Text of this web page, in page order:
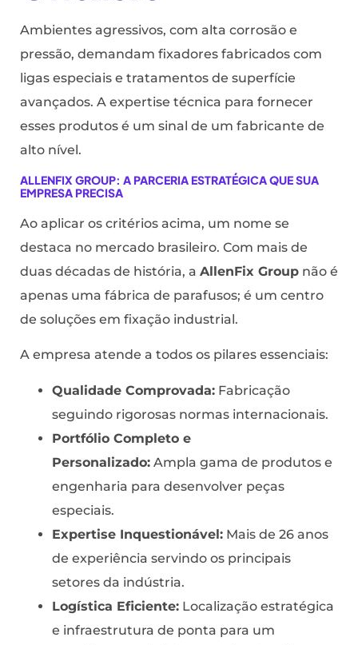
Ambientes agressivos, com alta corrosão e
pressão, demandam fixadores fabricados com
ligas especiais e tratamentos de superfície
avançados. A expertise técnica para fornecer
esses produtos é um sinal de um fabricante de
alto nível.
ALLENFIX GROUP: A PARCERIA ESTRATÉGICA QUE SUA
EMPRESA PRECISA
Ao aplicar os critérios acima, um nome se
destaca no mercado brasileiro. Com mais de
duas décadas de história, a AllenFix Group não é
apenas uma fábrica de parafusos; é um centro
de soluções em fixação industrial.
A empresa atende a todos os pilares essenciais:
Qualidade Comprovada: Fabricação
seguindo rigorosas normas internacionais.
Portfólio Completo e
Personalizado: Ampla gama de produtos e
engenharia para desenvolver peças
especiais.
Expertise Inquestionável: Mais de 26 anos
de experiência servindo os principais
setores da indústria.
Logística Eficiente: Localização estratégica
e infraestrutura de ponta para um